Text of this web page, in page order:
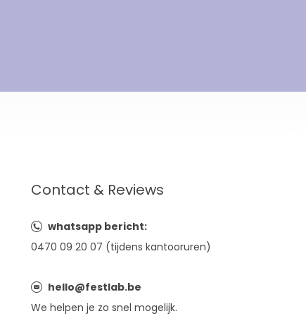
Contact & Reviews
whatsapp bericht:
0470 09 20 07 (tijdens kantooruren)
hello@festlab.be
We helpen je zo snel mogelijk.